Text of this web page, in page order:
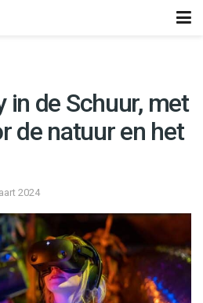
in de Schuur, met
de natuur en het
2024